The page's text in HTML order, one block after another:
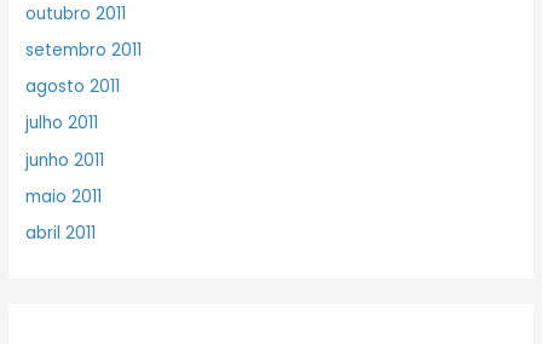
outubro 2011
setembro 2011
agosto 2011
julho 2011
junho 2011
maio 2011
abril 2011